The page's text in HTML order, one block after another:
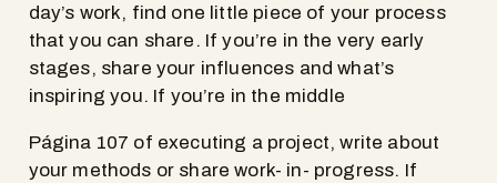
day’s work, find one little piece of your process
that you can share. If you’re in the very early
stages, share your influences and what’s
inspiring you. If you’re in the middle
Página 107 of executing a project, write about
your methods or share work- in- progress. If